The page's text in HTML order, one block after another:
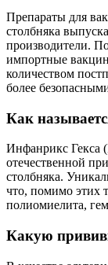
Препараты для
столбняка
производители.
импортные
количеством
более
Как
Инфанрикс Гекса
отечественной
столбняка.
что, помимо этих
полиомиелита,
Какую